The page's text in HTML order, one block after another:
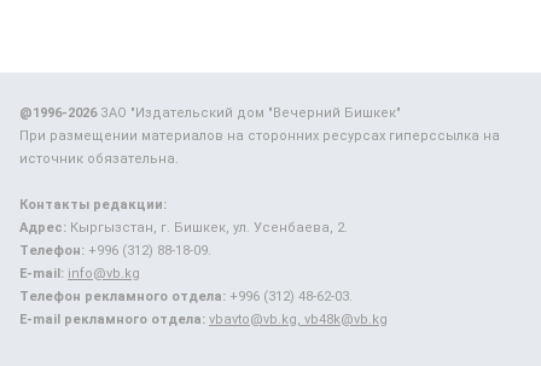
@1996-2026ЗАО "Издательский дом "Вечерний Бишкек"
При размещении материалов на сторонних ресурсах гиперссылка на
источник обязательна.
Контакты редакции:
Адрес: Кыргызстан, г. Бишкек, ул. Усенбаева, 2.
Телефон: +996 (312) 88-18-09.
E-mail: info@vb.kg
Телефон рекламного отдела: +996 (312) 48-62-03.
E-mail рекламного отдела: vbavto@vb.kg, vb48k@vb.kg